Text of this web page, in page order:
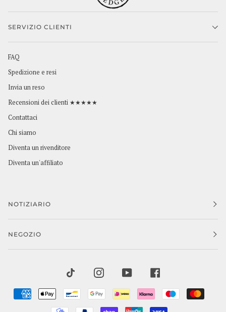
SERVIZIO CLIENTI
FAQ
Spedizione e resi
Invia un reso
Recensioni dei clienti ★★★★★
Contattaci
Chi siamo
Diventa un rivenditore
Diventa un'affiliato
NOTIZIARIO
NEGOZIO
TIKTOK INSTAGRAMYOUTUBE
AMERICANAPPLE
BANCONTACT
GOOGLEIDEAL KLARNA MAESTRO